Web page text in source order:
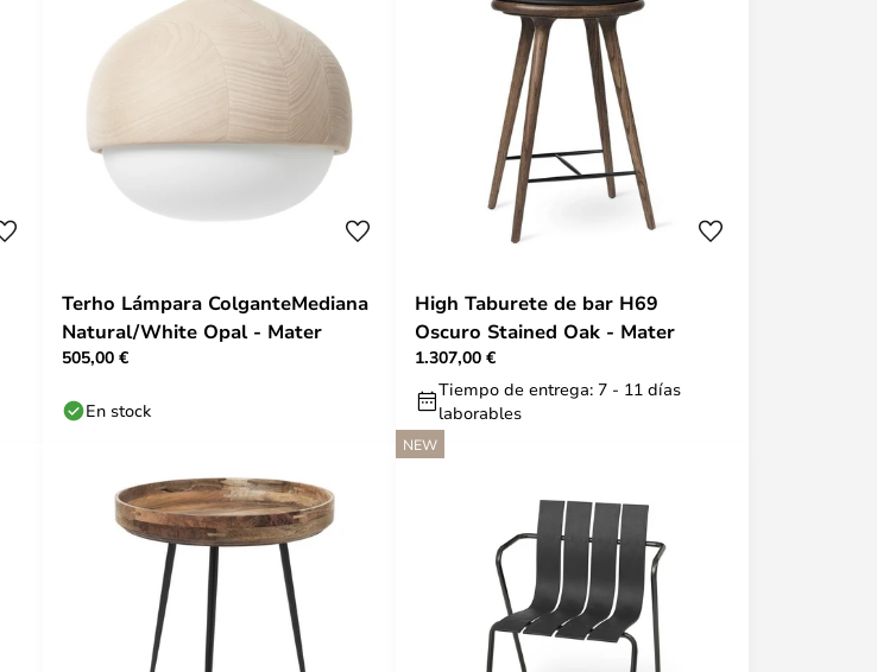
Terho Lámpara ColganteMediana
Natural/White Opal - Mater
505,00 €
En stock
High Taburete de bar H69
Oscuro Stained Oak - Mater
1.307,00 €
Tiempo de entrega: 7 - 11 días
laborables
NEW